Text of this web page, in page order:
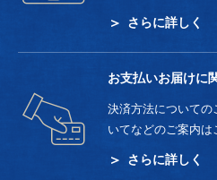
さらに詳しく
お支払いお届けに
決済方法についての
いてなどのご案内は
さらに詳しく